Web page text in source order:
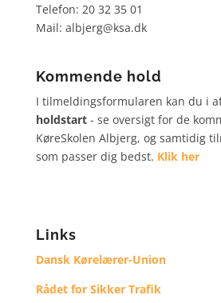
Telefon: 20 32 35 01
Mail: albjerg@ksa.dk
Kommende hold
I tilmeldingsformularen kan du i
holdstart- se oversigt for de
KøreSkolen Albjerg, og samtidig
som passer dig bedst. Klik her
Links
Dansk Kørelærer-Union
Rådet for Sikker Trafik